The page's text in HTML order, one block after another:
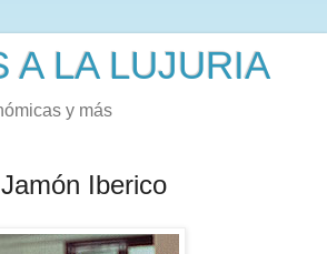
A LA LUJURIA
y más
Iberico